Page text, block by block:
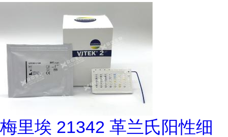
梅里埃 21342 革兰氏阳性细